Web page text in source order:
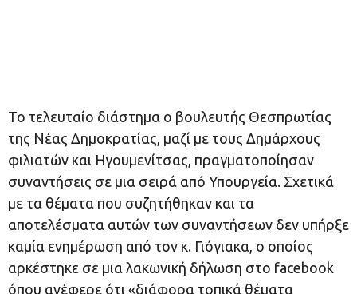
Το τελευταίο διάστημα ο βουλευτής Θεσπρωτίας
της Νέας Δημοκρατίας, μαζί με τους Δημάρχους
φιλιατών και Ηγουμενίτσας, πραγματοποίησαν
συναντήσεις σε μια σειρά από Υπουργεία. Σχετικά
με τα θέματα που συζητήθηκαν και τα
αποτελέσματα αυτών των συναντήσεων δεν υπήρξε
καμία ενημέρωση από τον κ. Γιόγιακα, ο οποίος
αρκέστηκε σε μια λακωνική δήλωση στο facebook
όπου ανέφερε ότι «διάφορα τοπικά θέματα